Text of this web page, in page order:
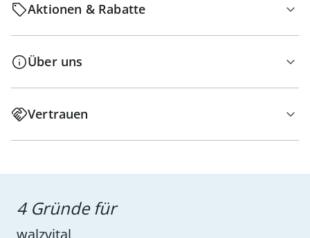
Aktionen & Rabatte
Über uns
Vertrauen
4 Gründe für
walzvital